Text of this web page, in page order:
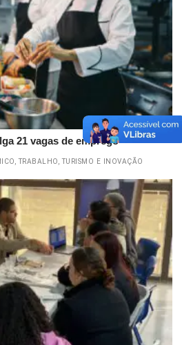
21 vagas de emprego
TRABALHO, TURISMO E INOVAÇÃO